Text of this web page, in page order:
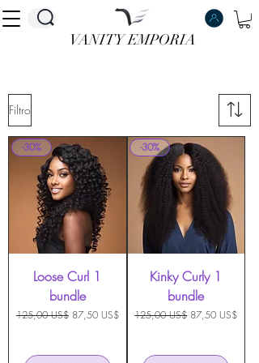
VANITY EMPORIA
VANITY EMPORIA
Filtro
-30%
Loose Curl 1
bundle
Precio
125,00 US$ Precio de oferta
87,50 US$
-30%
Kinky Curly 1
bundle
Precio
125,00 US$ Precio de oferta
87,50 US$